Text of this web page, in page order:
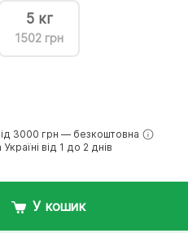
5 кг
1502 грн
3000 грн — безкоштовна
від 1 до 2 днів
У кошик